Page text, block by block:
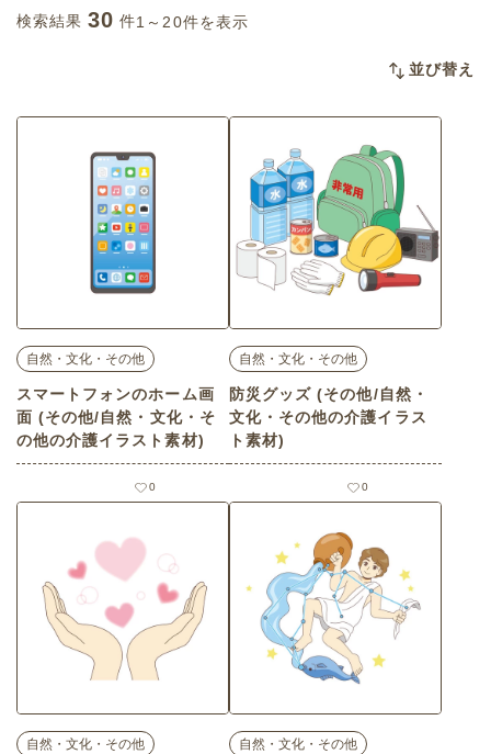
検索結果 30 件1～20件を表示
並び替え
自然・文化・その他
スマートフォンのホーム画
面 (その他/自然・文化・そ
の他の介護イラスト素材)
0
自然・文化・その他
防災グッズ (その他/自然・
文化・その他の介護イラス
ト素材)
0
自然・文化・その他 自然・文化・その他